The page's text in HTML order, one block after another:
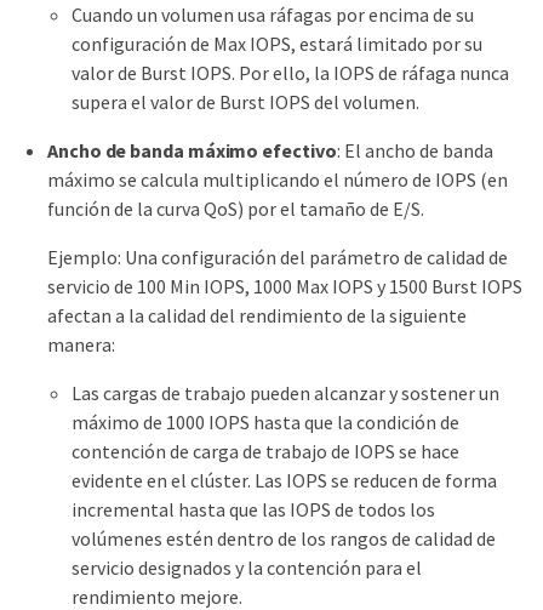
Cuando un volumen usa ráfagas por encima de su
configuración de Max IOPS, estará limitado por su
valor de Burst IOPS. Por ello, la IOPS de ráfaga nunca
supera el valor de Burst IOPS del volumen.
Ancho de banda máximo efectivo: El ancho de banda
máximo se calcula multiplicando el número de IOPS (en
función de la curva QoS) por el tamaño de E/S.
Ejemplo: Una configuración del parámetro de calidad de
servicio de 100 Min IOPS, 1000 Max IOPS y 1500 Burst IOPS
afectan a la calidad del rendimiento de la siguiente
manera:
Las cargas de trabajo pueden alcanzar y sostener un
máximo de 1000 IOPS hasta que la condición de
contención de carga de trabajo de IOPS se hace
evidente en el clúster. Las IOPS se reducen de forma
incremental hasta que las IOPS de todos los
volúmenes estén dentro de los rangos de calidad de
servicio designados y la contención para el
rendimiento mejore.